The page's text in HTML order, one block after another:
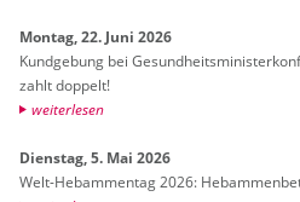
Mon­tag, 22. Juni 2026
Kund­ge­bung bei
zahlt dop­pelt!
wei­ter­le­sen
Diens­tag, 5. Mai 2026
Welt-Heb­am­men­tag 2026: